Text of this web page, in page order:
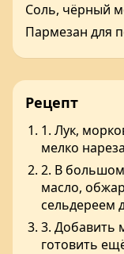
Соль, чёрный
Пармезан для
Рецепт
1. Лук,
мелко
2. В большом
масло,
сельдереем
3. Добавить
готовить